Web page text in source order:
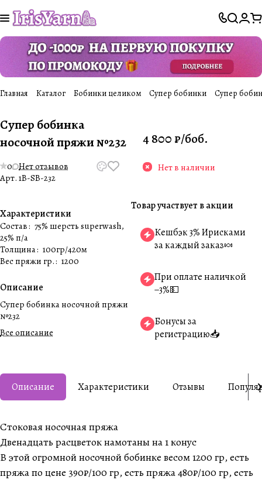
Главная Каталог Бобинки целиком Супер бобинки Супер
Супер бобинка
носочной пряжи №232
0 Нет отзывов
Арт. 1B-SB-232
Характеристики
Состав: 75% шерсть superwash,
25% п/а
Толщина: 100гр/420м
Вес пряжи гр.: 1200
Описание
Супер бобинка носочной пряжи
№232
Все описание
4 800 ₽/боб.
Нет в наличии
Товар участвует в акции
Кешбэк 3% Ирисками
за каждый заказ🍬
При оплате наличкой
−3%💵
Бонусы за
регистрацию📥
Описание Характеристики Отзывы
Стоковая носочная пряжа
Двенадцать расцветок намотаны на 1 конус
В этой огромной носочной бобинке весом 1200 гр, есть
пряжа по цене 390₽/100 гр, есть пряжа 480₽/100 гр, есть